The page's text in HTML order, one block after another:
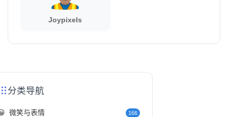
Joypixels
分类导航
微笑与表情 166